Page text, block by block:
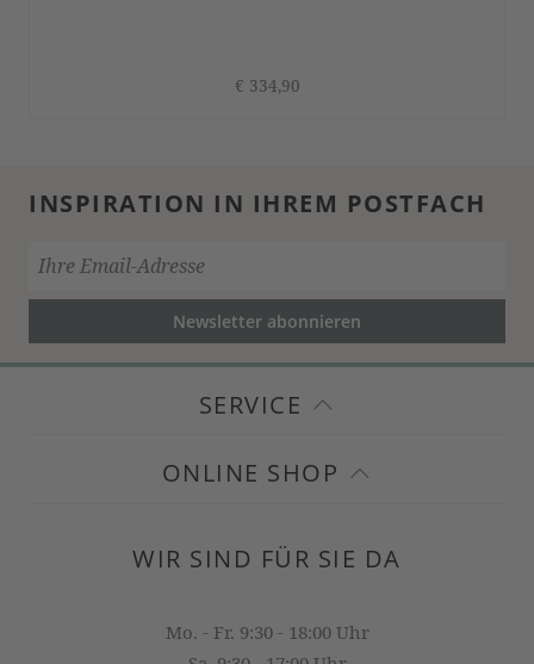
€ 334,90
INSPIRATION IN IHREM POSTFACH
Newsletter abonnieren
SERVICE
ONLINE SHOP
WIR SIND FÜR SIE DA
Mo. - Fr. 9:30 - 18:00 Uhr